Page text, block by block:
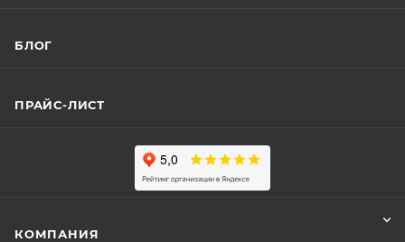
БЛОГ
ПРАЙС-ЛИСТ
КОМПАНИЯ